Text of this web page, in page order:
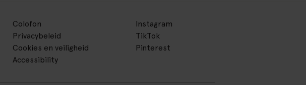
Colofon
Privacybeleid
Cookies en veiligheid
Accessibility
Instagram
TikTok
Pinterest